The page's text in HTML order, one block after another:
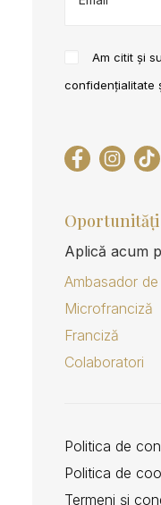
Am citit și
confidențialitate
Oportunități
Aplică acum
Ambasador
Microfranciză
Franciză
Colaboratori
Politica de
Politica de
Termeni și